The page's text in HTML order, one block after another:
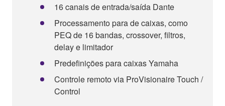
16 canais de entrada/saída Dante
Processamento para de caixas, como
PEQ de 16 bandas, crossover, filtros,
delay e limitador
Predefinições para caixas Yamaha
Controle remoto via ProVisionaire Touch /
Control